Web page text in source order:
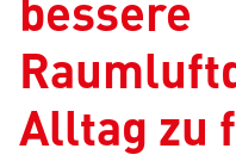
Alltag zu